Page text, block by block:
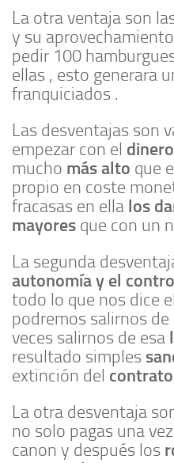
La otra ventaja son
y su
pedir 100
ellas , esto generara
franquiciados .
Las desventajas son
empezar con el dinero
mucho más alto que
propio en coste
fracasas en ella los
mayores que con un
La segunda
autonomía y el
todo lo que nos dice
podremos salirnos de
veces salirnos de esa
resultado simples
extinción del contrato
La otra desventaja
no solo pagas una
canon y después los